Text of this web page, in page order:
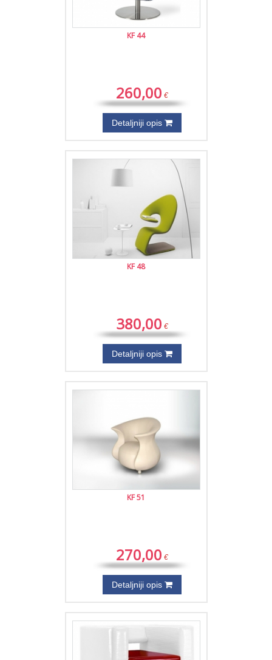
KF 44
260,00 €
Detaljniji opis
KF 48
380,00 €
Detaljniji opis
KF 51
270,00 €
Detaljniji opis